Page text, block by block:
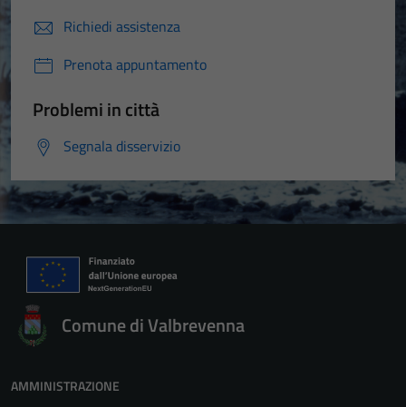
Richiedi assistenza
Prenota appuntamento
Problemi in città
Segnala disservizio
Comune di Valbrevenna
AMMINISTRAZIONE